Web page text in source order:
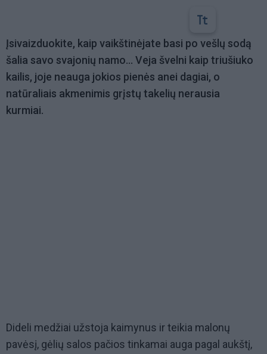
Įsivaizduokite, kaip vaikštinėjate basi po vešlų sodą
šalia savo svajonių namo... Veja švelni kaip triušiuko
kailis, joje neauga jokios pienės anei dagiai, o
natūraliais akmenimis grįstų takelių nerausia
kurmiai.
Dideli medžiai užstoja kaimynus ir teikia malonų
pavėsį, gėlių salos pačios tinkamai auga pagal aukštį,